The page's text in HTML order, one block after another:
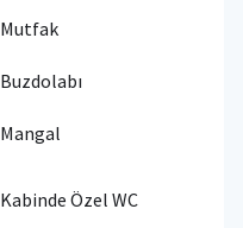
Mutfak
Buzdolabı
Mangal
Kabinde Özel WC